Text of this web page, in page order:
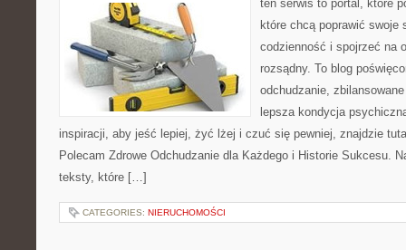
ten serwis to portal, które
które chcą poprawić swoje
codzienność i spojrzeć na
rozsądny. To blog
odchudzanie,
lepsza kondycja
inspiracji, aby jeść lepiej, żyć lżej i czuć się pewniej, znajdzie
Polecam Zdrowe Odchudzanie dla Każdego i Historie Sukcesu.
teksty, które […]
CATEGORIES: NIERUCHOMOŚCI